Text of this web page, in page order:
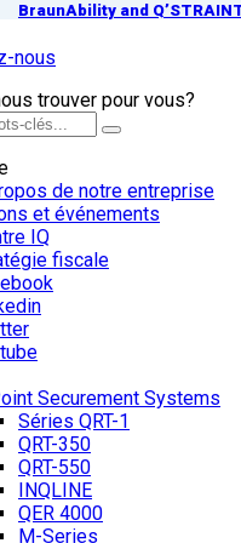
BraunAbility and
nous
trouver pour vous?
de notre entreprise
et événements
IQ
fiscale
Securement Systems
Séries QRT-1
QRT-350
QRT-550
INQLINE
QER 4000
M-Series